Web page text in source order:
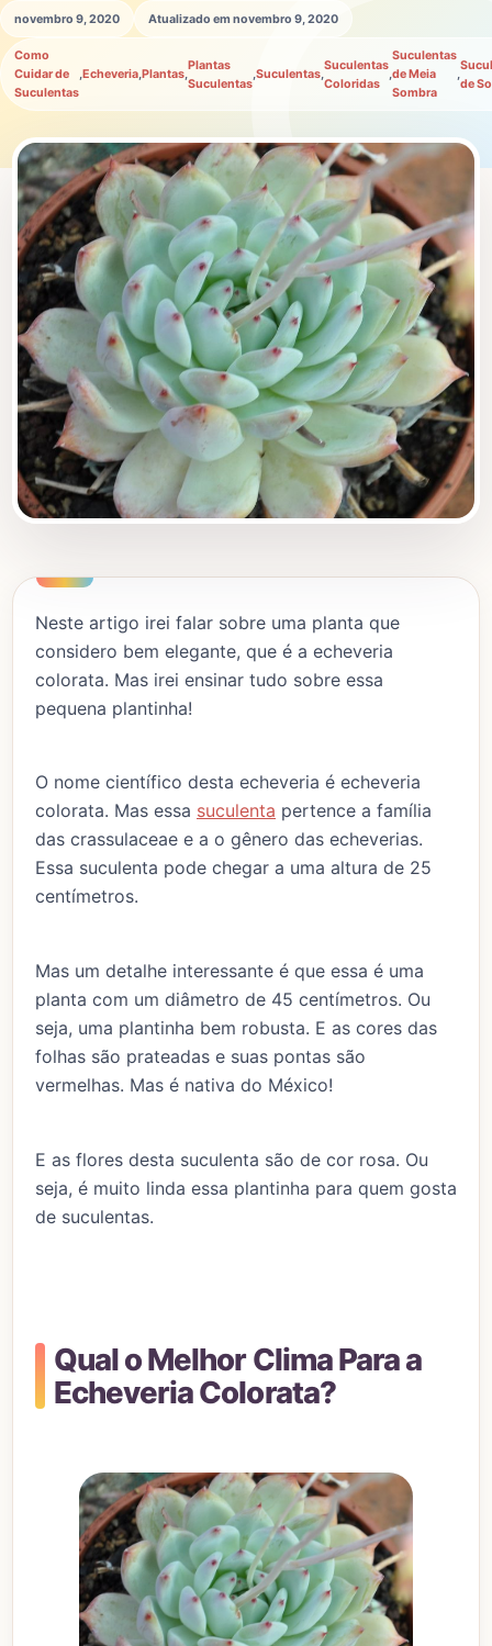
novembro 9, 2020 Atualizado em novembro 9, 2020
Como
Cuidar de
Suculentas
,Echeveria,Plantas,
Plantas
Suculentas
,Suculentas,
Suculentas
Coloridas
,
Suculentas
de Meia
Sombra
,
de
Neste artigo irei falar sobre uma planta que
considero bem elegante, que é a echeveria
colorata. Mas irei ensinar tudo sobre essa
pequena plantinha!
O nome científico desta echeveria é echeveria
colorata. Mas essa suculenta pertence a família
das crassulaceae e a o gênero das echeverias.
Essa suculenta pode chegar a uma altura de 25
centímetros.
Mas um detalhe interessante é que essa é uma
planta com um diâmetro de 45 centímetros. Ou
seja, uma plantinha bem robusta. E as cores das
folhas são prateadas e suas pontas são
vermelhas. Mas é nativa do México!
E as flores desta suculenta são de cor rosa. Ou
seja, é muito linda essa plantinha para quem gosta
de suculentas.
Qual o Melhor Clima Para a
Echeveria Colorata?